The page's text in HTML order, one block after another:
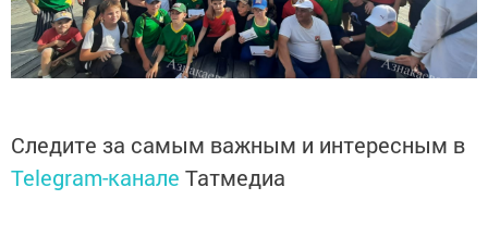
Следите за самым важным и интересным в
Telegram-канале Татмедиа